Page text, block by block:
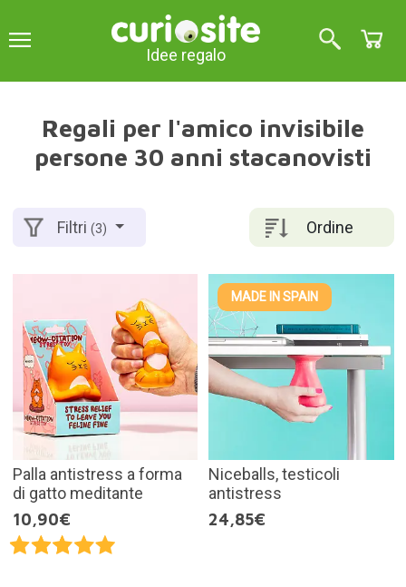
Idee regalo
Regali per l'amico invisibile
persone 30 anni stacanovisti
Ordine
Filtri(3)
Palla antistress a forma
di gatto meditante
10,90€
MADE IN SPAIN
Niceballs, testicoli
antistress
24,85€